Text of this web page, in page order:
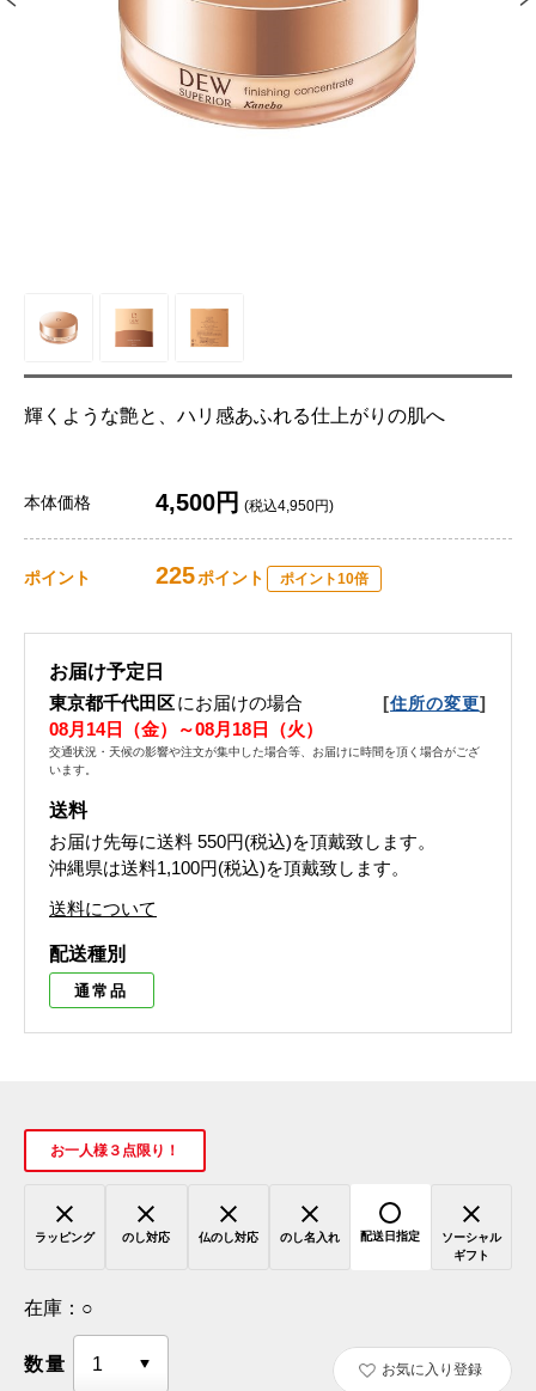
輝くような艶と、ハリ感あふれる仕上がりの肌へ
本体価格 4,500円 (税込4,950円)
ポイント 225ポイント ポイント10倍
お届け予定日
東京都千代田区にお届けの場合 [住所の変更]
08月14日（金）～08月18日（火）
交通状況・天候の影響や注文が集中した場合等、お届けに時間を頂く場合がござ
います。
送料
お届け先毎に送料 550円(税込)を頂戴致します。
沖縄県は送料1,100円(税込)を頂戴致します。
送料について
配送種別
通常品
お一人様３点限り！
ラッピング のし対応 仏のし対応 のし名入れ 配送日指定
ソーシャル
ギフト
在庫： ○
数量 お気に入り登録